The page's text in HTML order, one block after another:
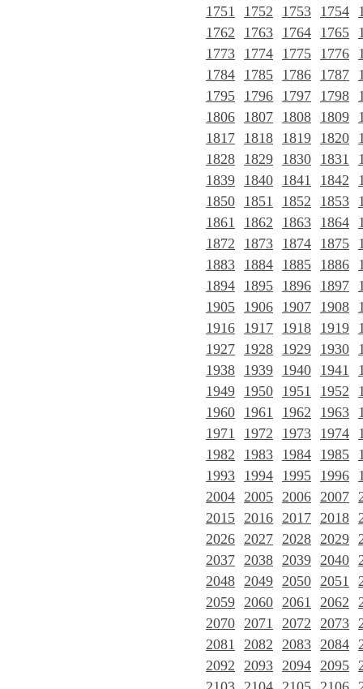
1751
1752 1753 1754
1762
1763 1764 1765
1773 1774 1775 1776
1784 1785 1786 1787
1795 1796 1797 1798
1806 1807 1808 1809
1817 1818 1819 1820
1828 1829 1830 1831
1839 1840 1841 1842
1850 1851 1852 1853
1861
1862 1863 1864
1872
1873 1874 1875
1883 1884 1885 1886
1894 1895 1896 1897
1905 1906 1907 1908
1916 1917 1918 1919
1927 1928 1929 1930
1938 1939 1940 1941
1949 1950 1951 1952
1960 1961 1962 1963
1971
1972 1973 1974
1982
1983 1984 1985
1993 1994 1995 1996
2004 2005 2006 2007
2015 2016 2017 2018
2026 2027 2028 2029
2037 2038 2039 2040
2048 2049 2050 2051
2059 2060 2061 2062
2070 2071 2072 2073
2081 2082 2083 2084
2092 2093 2094 2095